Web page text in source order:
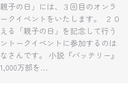
子の日」には、３回目のオンラ
クイベントをいたします。 ２０
る「親子の日」を記念して行う
トークイベントに参加するのは
さんです。 小説『バッテリー』
万部を…